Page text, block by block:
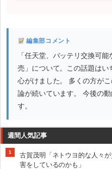
編集部コメント
「任天堂、バッテリ交換可
売」について。この話題はい
心がけました。 多くの方が
論が続いています。 今後の
す。
週間人気記事
1
古賀茂明「ネトウヨ的な人々
害をしているのかも」